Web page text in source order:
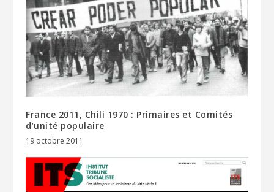
France 2011, Chili 1970 : Primaires et Comités
d’unité populaire
19 octobre 2011